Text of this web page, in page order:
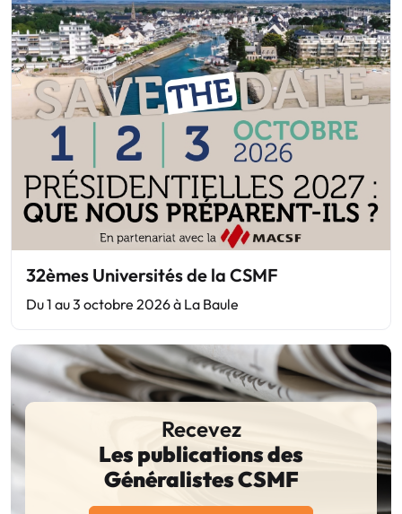
32èmes Universités de la CSMF
Du 1 au 3 octobre 2026 à La Baule
Recevez
Les publications des
Généralistes CSMF